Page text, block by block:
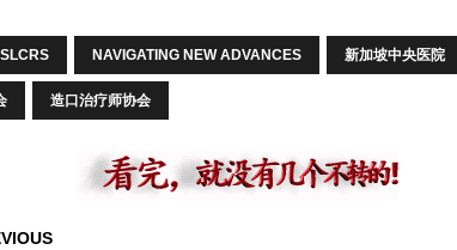
ISLCRS NAVIGATING NEW ADVANCES 新加坡中央医院
造口治疗师协会